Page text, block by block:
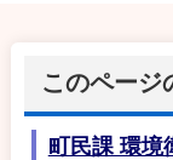
このページ
町民課 環境